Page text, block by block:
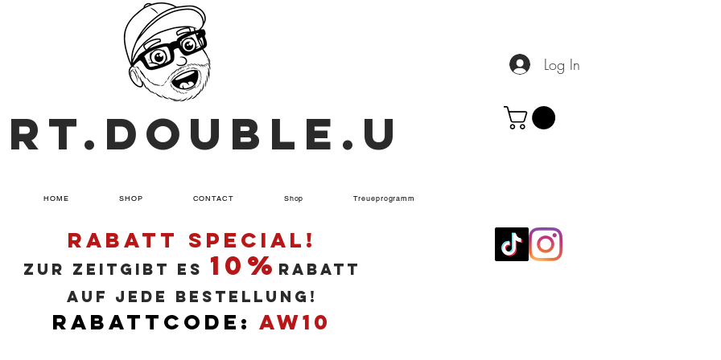
HOME SHOP CONTACT Shop Treueprogramm
RABATT SPECIAL!
ZUR ZEITGIBT ES 10% RABATT
AUF JEDE BESTELLUNG!
RABATTCODE:AW10
Log In